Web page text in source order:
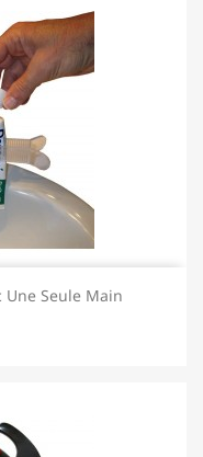
Une Seule Main